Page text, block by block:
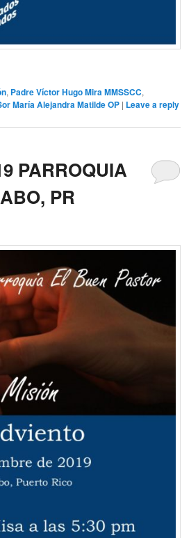
, Padre Víctor Hugo Mira MMSSCC,
María Alejandra Matilde OP | Leave a reply
PARROQUIA
PR